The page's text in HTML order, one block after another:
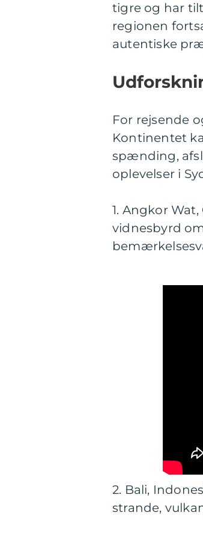
tigre og har
regionen
autentiske
For rejsende
Kontinentet
spænding,
oplevelser i
1. Angkor
vidnesbyrd
2. Bali,
strande,